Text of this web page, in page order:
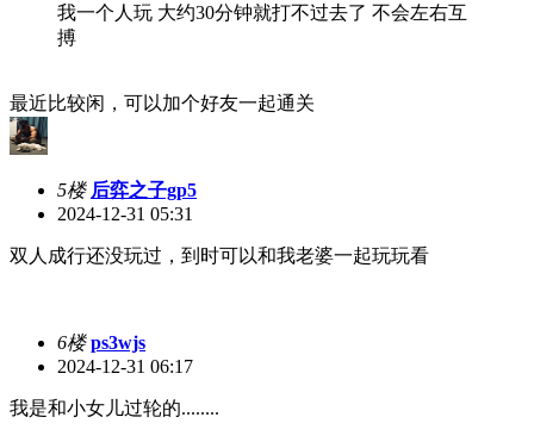
我一个人玩 大约30分钟就打不过去了 不会左右互
搏
最近比较闲，可以加个好友一起通关
5楼 后弈之子gp5
2024-12-31 05:31
双人成行还没玩过，到时可以和我老婆一起玩玩看
6楼 ps3wjs
2024-12-31 06:17
我是和小女儿过轮的........